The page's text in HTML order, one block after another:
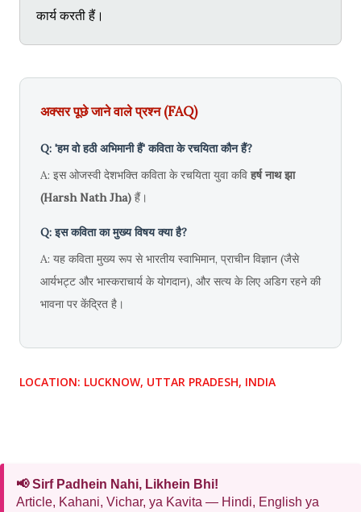
कार्य करती हैं।
अक्सर पूछे जाने वाले प्रश्न (FAQ)
Q: 'हम वो हठी अभिमानी हैं' कविता के रचयिता कौन हैं?
A: इस ओजस्वी देशभक्ति कविता के रचयिता युवा कवि हर्ष नाथ झा
(Harsh Nath Jha) हैं।
Q: इस कविता का मुख्य विषय क्या है?
A: यह कविता मुख्य रूप से भारतीय स्वाभिमान, प्राचीन विज्ञान (जैसे
आर्यभट्ट और भास्कराचार्य के योगदान), और सत्य के लिए अडिग रहने की
भावना पर केंद्रित है।
LOCATION: LUCKNOW, UTTAR PRADESH, INDIA
📢 Sirf Padhein Nahi, Likhein Bhi!
Article, Kahani, Vichar, ya Kavita — Hindi, English ya